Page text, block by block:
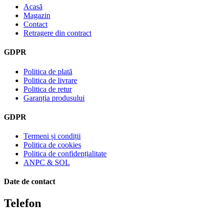
Acasă
Magazin
Contact
Retragere din contract
GDPR
Politica de plată
Politica de livrare
Politica de retur
Garanția produsului
GDPR
Termeni și condiții
Politica de cookies
Politica de confidențialitate
ANPC & SOL
Date de contact
Telefon